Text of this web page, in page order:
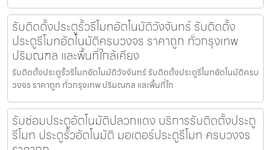
รับติดตั้งประตูรั้วรีโมทอัตโนมัติวังจันทร์ รับติดตั้ง
ประตูรีโมทอัตโนมัติครบวงจร ราคาถูก ทั่วกรุงเทพ
ปริมณฑล และพื้นที่ใกล้เคียง
รับติดตั้งประตูรั้วรีโมทอัตโนมัติวังจันทร์ รับติดตั้งประตูรีโมทอัตโนมัติครบ
วงจร ราคาถูก ทั่วกรุงเทพ ปริมณฑล และพื้นที่ใก
รับซ่อมประตูอัตโนมัติปลวกแดง บริการรับติดตั้งประตู
รีโมท ประตูรั้วอัตโนมัติ มอเตอร์ประตูรีโมท ครบวงจร